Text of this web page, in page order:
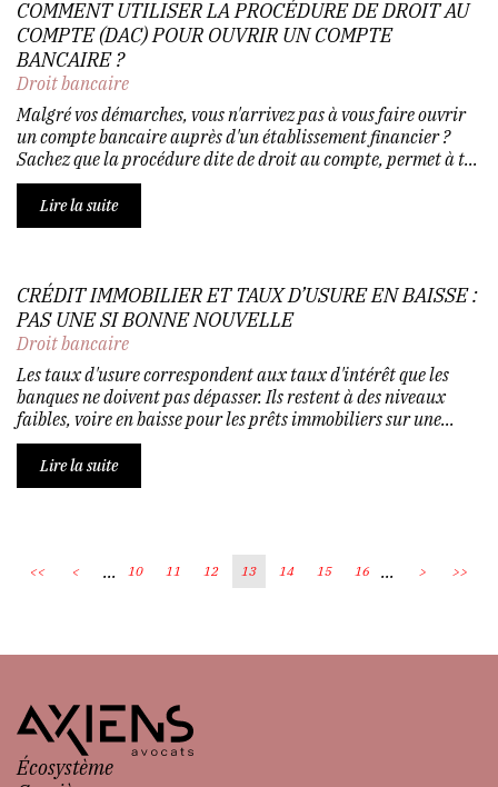
COMMENT UTILISER LA PROCÉDURE DE DROIT AU
COMPTE (DAC) POUR OUVRIR UN COMPTE
BANCAIRE ?
Droit bancaire
Malgré vos démarches, vous n'arrivez pas à vous faire ouvrir
un compte bancaire auprès d'un établissement financier ?
Sachez que la procédure dite de droit au compte, permet à t...
Lire la suite
CRÉDIT IMMOBILIER ET TAUX D’USURE EN BAISSE :
PAS UNE SI BONNE NOUVELLE
Droit bancaire
Les taux d'usure correspondent aux taux d'intérêt que les
banques ne doivent pas dépasser. Ils restent à des niveaux
faibles, voire en baisse pour les prêts immobiliers sur une...
Lire la suite
<< < ... 10 11 12 13 14 15 16 ... > >>
Écosystème